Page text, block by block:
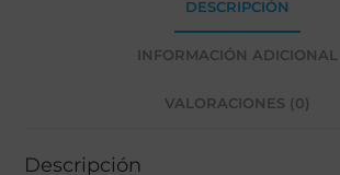
DESCRIPCIÓN
INFORMACIÓN ADICIONAL
VALORACIONES (0)
Descripción